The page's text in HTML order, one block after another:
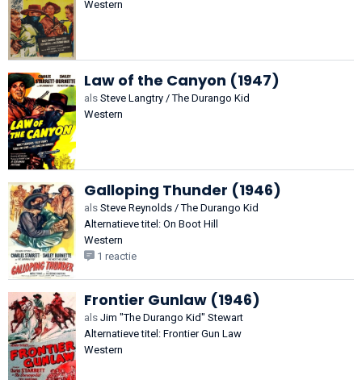
Western
Law of the Canyon (1947)
als Steve Langtry / The Durango Kid
Western
Galloping Thunder (1946)
als Steve Reynolds / The Durango Kid
Alternatieve titel: On Boot Hill
Western
1 reactie
Frontier Gunlaw (1946)
als Jim "The Durango Kid" Stewart
Alternatieve titel: Frontier Gun Law
Western